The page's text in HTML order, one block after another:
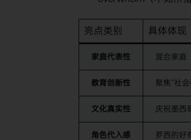
亮点类别 具体体现
家庭代表性 混合家庭
教育创新性 聚焦“社
文化真实性 庆祝墨西
角色代入感 罗西的好